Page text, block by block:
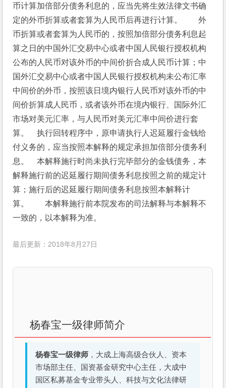
币计算加倍部分债务利息的，应当先将生效法律文书确
定的外币折算或者套算为人民币后再进行计算。　　外
币折算或者套算为人民币的，按照加倍部分债务利息起
算之日的中国外汇交易中心或者中国人民银行授权机构
公布的人民币对该外币的中间价折合成人民币计算；中
国外汇交易中心或者中国人民银行授权机构未公布汇率
中间价的外币，按照该日境内银行人民币对该外币的中
间价折算成人民币，或者该外币在境内银行、国际外汇
市场对美元汇率，与人民币对美元汇率中间价进行套
算。　执行回转程序中，原申请执行人迟延履行金钱给
付义务的，应当按照本解释的规定承担加倍部分债务利
息。　本解释施行时尚未执行完毕部分的金钱债务，本
解释施行前的迟延履行期间债务利息按照之前的规定计
算；施行后的迟延履行期间债务利息按照本解释计
算。　　本解释施行前本院发布的司法解释与本解释不
一致的，以本解释为准。
最后更新：2018年8月27日
杨春宝一级律师简介
杨春宝一级律师 ，大成上海高级合伙人、资本
市场部主任、国资基金研究中心主任，大成中
国区私募基金专业带头人、科技与文化法律研